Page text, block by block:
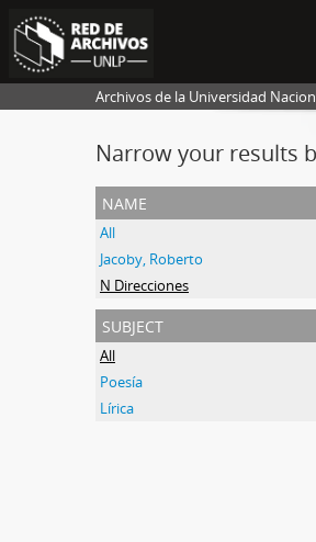
Archivos de la Universidad
Narrow your results
name
All
Jacoby, Roberto
N Direcciones
subject
All
Poesía
Lírica